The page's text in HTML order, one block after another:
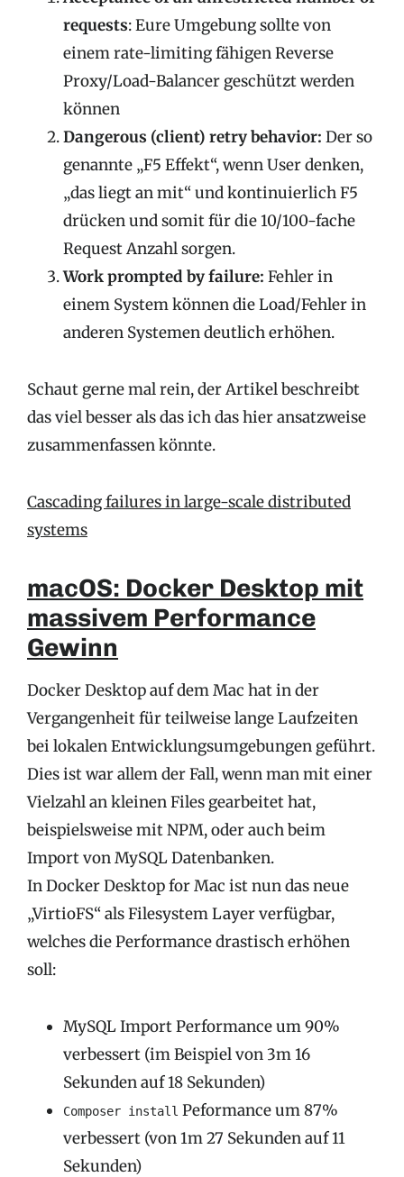
requests: Eure Umgebung sollte von
einem rate-limiting fähigen Reverse
Proxy/Load-Balancer geschützt werden
können
Dangerous (client) retry behavior: Der so
genannte „F5 Effekt“, wenn User denken,
„das liegt an mit“ und kontinuierlich F5
drücken und somit für die 10/100-fache
Request Anzahl sorgen.
Work prompted by failure: Fehler in
einem System können die Load/Fehler in
anderen Systemen deutlich erhöhen.
Schaut gerne mal rein, der Artikel beschreibt
das viel besser als das ich das hier ansatzweise
zusammenfassen könnte.
Cascading failures in large-scale distributed
systems
macOS: Docker Desktop mit
massivem Performance
Gewinn
Docker Desktop auf dem Mac hat in der
Vergangenheit für teilweise lange Laufzeiten
bei lokalen Entwicklungsumgebungen geführt.
Dies ist war allem der Fall, wenn man mit einer
Vielzahl an kleinen Files gearbeitet hat,
beispielsweise mit NPM, oder auch beim
Import von MySQL Datenbanken.
In Docker Desktop for Mac ist nun das neue
„VirtioFS“ als Filesystem Layer verfügbar,
welches die Performance drastisch erhöhen
soll:
MySQL Import Performance um 90%
verbessert (im Beispiel von 3m 16
Sekunden auf 18 Sekunden)
Composer install Peformance um 87%
verbessert (von 1m 27 Sekunden auf 11
Sekunden)